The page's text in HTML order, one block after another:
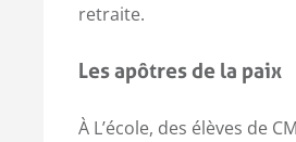
retraite.
Les apôtres de la paix
À L’école, des élèves de